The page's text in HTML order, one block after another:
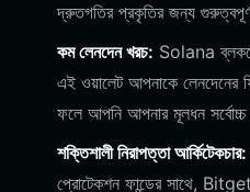
দ্রুতগতির প্রকৃতির জন্য
কম লেনদেন খরচ: Solana
এই ওয়ালেট আপনাকে লেনদেনের
ফলে আপনি আপনার মূলধন সর্বোচ্চ
শক্তিশালী নিরাপত্তা আর্কিটেকচার:
প্রোটেকশন ফান্ডের সাথে,